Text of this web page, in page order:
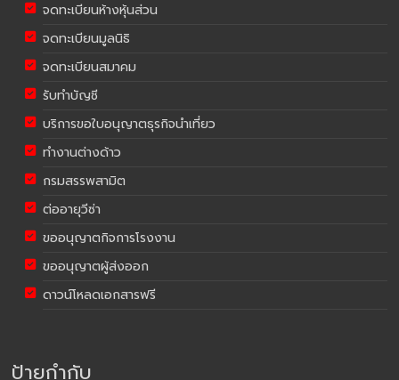
จดทะเบียนห้างหุ้นส่วน
จดทะเบียนมูลนิธิ
จดทะเบียนสมาคม
รับทำบัญชี
บริการขอใบอนุญาตธุรกิจนำเที่ยว
ทำงานต่างด้าว
กรมสรรพสามิต
ต่ออายุวีซ่า
ขออนุญาตกิจการโรงงาน
ขออนุญาตผู้ส่งออก
ดาวน์โหลดเอกสารฟรี
ป้ายกำกับ